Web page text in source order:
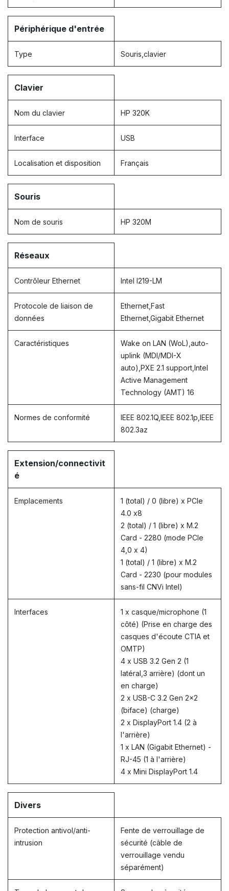
Périphérique d'entrée
Type Souris,clavier
Clavier
Nom du clavier HP 320K
Interface USB
Localisation et disposition Français
Souris
Nom de souris HP 320M
Réseaux
Contrôleur Ethernet Intel I219-LM
Protocole de liaison de
données
Ethernet,Fast
Ethernet,Gigabit Ethernet
Caractéristiques
Wake on LAN (WoL),auto-
uplink (MDI/MDI-X
auto),PXE 2.1 support,Intel
Active Management
Technology (AMT) 16
Normes de conformité
IEEE 802.1Q,IEEE 802.1p,IEEE
802.3az
Extension/connectivit
é
Emplacements
1 (total) / 0 (libre) x PCIe
4.0 x8
2 (total) / 1 (libre) x M.2
Card - 2280 (mode PCIe
4,0 x 4)
1 (total) / 1 (libre) x M.2
Card - 2230 (pour modules
sans-fil CNVi Intel)
Interfaces
1 x casque/microphone (1
côté) (Prise en charge des
casques d'écoute CTIA et
OMTP)
4 x USB 3.2 Gen 2 (1
latéral,3 arrière) (dont un
en charge)
2 x USB-C 3.2 Gen 2x2
(biface) (charge)
2 x DisplayPort 1.4 (2 à
l'arrière)
1 x LAN (Gigabit Ethernet) -
RJ-45 (1 à l'arrière)
4 x Mini DisplayPort 1.4
Divers
Protection antivol/anti-
intrusion
Fente de verrouillage de
sécurité (câble de
verrouillage vendu
séparément)